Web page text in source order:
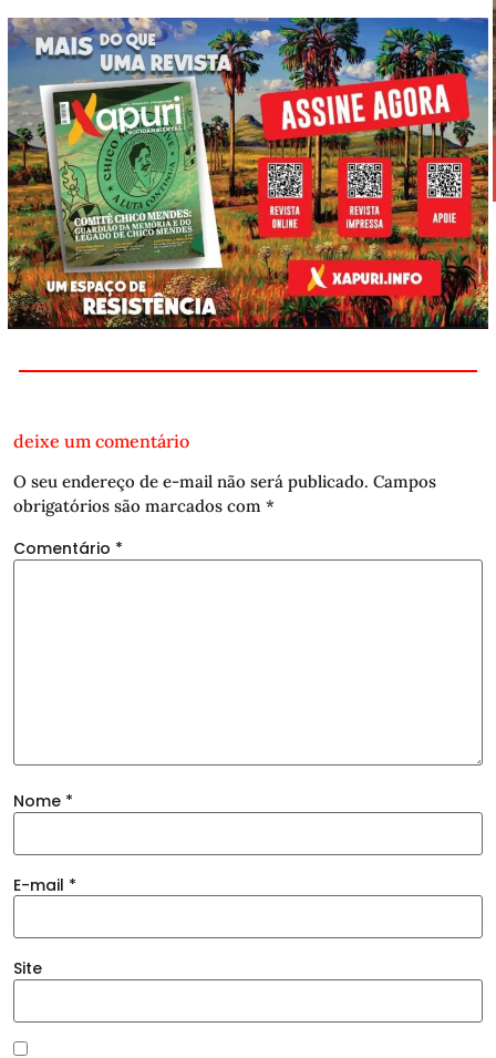
deixe um comentário
O seu endereço de e-mail não será publicado. Campos
obrigatórios são marcados com *
Comentário *
Nome *
E-mail *
Site